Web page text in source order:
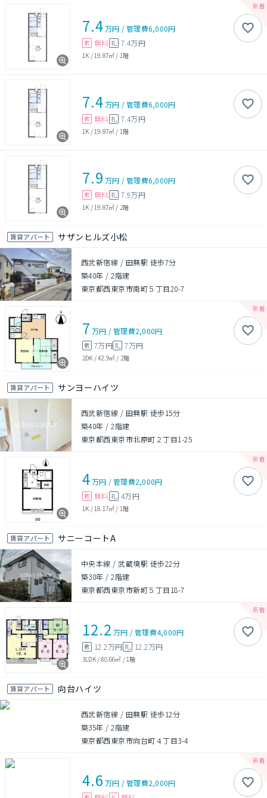
7.4万円 /管理費6,000円
敷 無料 礼 7.4万円
1K / 19.87㎡ / 1階
7.4万円 /管理費6,000円
敷 無料 礼 7.4万円
1K / 19.87㎡ / 1階
7.9 万円 /管理費6,000円
敷 無料 礼 7.9万円
1K / 19.87㎡ / 2階
賃貸アパート サザンヒルズ小松
西武新宿線 / 田無駅 徒歩7分
築40年 /2階建
東京都西東京市南町５丁目20-7
7 万円 /管理費2,000円
敷 7万円礼 7万円
2DK /42.9㎡ / 2階
賃貸アパート サンヨーハイツ
西武新宿線 / 田無駅 徒歩15分
築40年 /2階建
東京都西東京市北原町２丁目1-25
4万円 /管理費2,000円
敷 無料 礼 4万円
1K / 18.17㎡ / 1階
賃貸アパート サニーコートA
中央本線 / 武蔵境駅 徒歩22分
築30年 /2階建
東京都西東京市新町５丁目18-7
12.2 万円 /管理費4,000円
敷 12.2万円 礼 12.2万円
3LDK/80.66㎡ / 1階
賃貸アパート 向台ハイツ
西武新宿線 / 田無駅 徒歩12分
築35年 /2階建
東京都西東京市向台町４丁目3-4
4.6 万円 /管理費2,000円